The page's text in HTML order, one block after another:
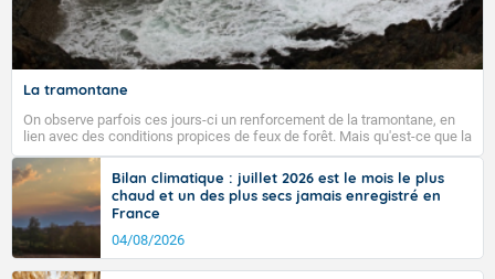
Fermer
La tramontane
On observe parfois ces jours-ci un renforcement de la tramontane, en
lien avec des conditions propices de feux de forêt. Mais qu'est-ce que la
tramontane ? Quelles sont ses caractéristiques ? La tramontane est un
vent turbulent soufflant de secteur nord-ouest à nord, ou ouest à nord-
ouest, dans un secteur qui part du Roussillon à la vallée de l’Aude et à
l’ouest de l’Hérault. L’étymologie de ce vent vient du latin trasmontanus,
signifiant au-delà des monts, en allusion aux régions montagneuses
d’où provient ce vent.
Bilan climatique : juillet 2026 est le mois le plus
chaud et un des plus secs jamais enregistré en
France
04/08/2026